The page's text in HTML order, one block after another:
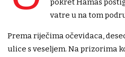
pokret Hamas
vatre u na tom
Prema riječima očevidaca,
ulice s veseljem. Na prizorima